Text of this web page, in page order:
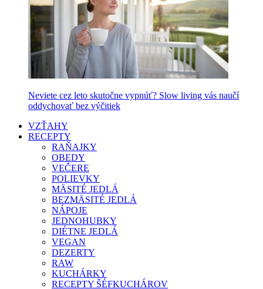
Neviete cez leto skutočne vypnúť? Slow living vás naučí
oddychovať bez výčitiek
VZŤAHY
RECEPTY
RAŇAJKY
OBEDY
VEČERE
POLIEVKY
MÄSITÉ JEDLÁ
BEZMÄSITÉ JEDLÁ
NÁPOJE
JEDNOHUBKY
DIÉTNE JEDLÁ
VEGAN
DEZERTY
RAW
KUCHÁRKY
RECEPTY ŠÉFKUCHÁROV